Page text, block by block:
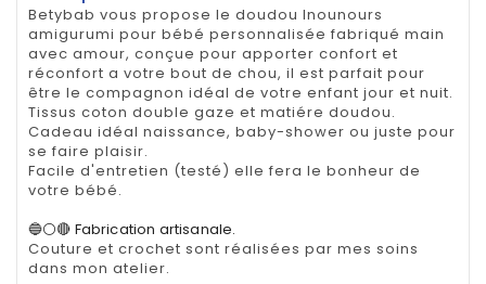
Betybab vous propose le doudou lnounours
amigurumi pour bébé personnalisée fabriqué main
avec amour, conçue pour apporter confort et
réconfort a votre bout de chou, il est parfait pour
être le compagnon idéal de votre enfant jour et nuit.
Tissus coton double gaze et matiére doudou.
Cadeau idéal naissance, baby-shower ou juste pour
se faire plaisir.
Facile d'entretien (testé) elle fera le bonheur de
votre bébé.
🔵⚪🔴 Fabrication artisanale.
Couture et crochet sont réalisées par mes soins
dans mon atelier.